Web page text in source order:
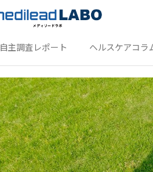
自主調査レポート ヘルスケアコラ